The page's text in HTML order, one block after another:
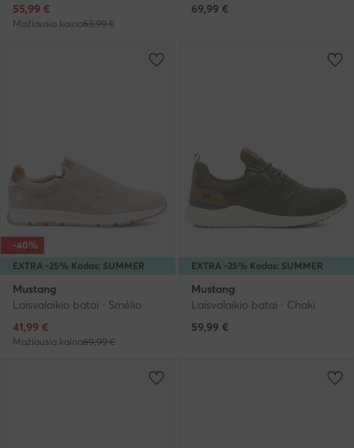
Dabartinė kaina
55,99 €
Mažiausia kaina63,99 €
69,99 €
EXTRA -25% Kodas: SUMMER
-40%
Mustang
Laisvalaikio batai · Smėlio
Dabartinė kaina
41,99 €
Mažiausia kaina69,99 €
EXTRA -25% Kodas: SUMMER
Mustang
Laisvalaikio batai · Chaki
59,99 €